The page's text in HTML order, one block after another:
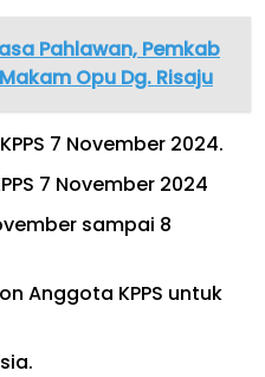
Pahlawan, Pemkab
Opu Dg. Risaju
7 November 2024.
7 November 2024
sampai 8
Anggota KPPS untuk